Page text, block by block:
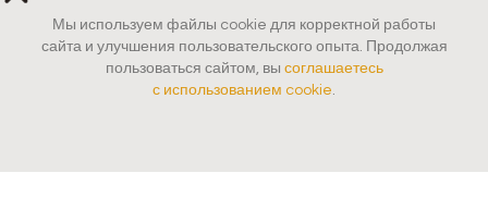
Пресса
Контакты
Мы используем файлы cookie для корректной работы
сайта и улучшения пользовательского опыта. Продолжая
пользоваться сайтом, вы соглашаетесь
с использованием cookie.